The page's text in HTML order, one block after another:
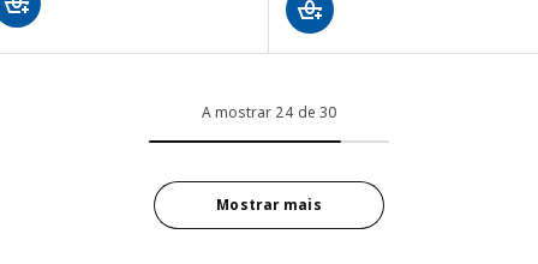
A mostrar 24 de 30
Mostrar mais